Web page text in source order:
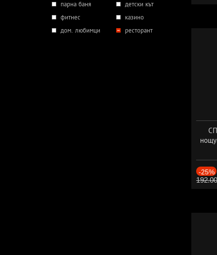
парна баня
детски кът
фитнес
казино
дом. любимци
ресторант
-25%